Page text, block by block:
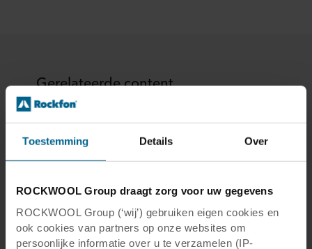
Toestemming Details Over
ROCKWOOL Group draagt zorg voor uw gegevens
ROCKWOOL Group (‘wij’) gebruiken eigen cookies en
ook cookies van partners op onze websites om
persoonlijke informatie over u te verzamelen (IP-
Gerelateerde content